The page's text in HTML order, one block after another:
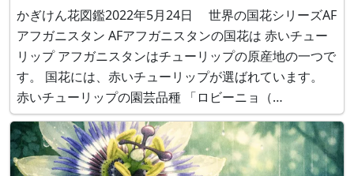
かぎけん花図鑑2022年5月24日 世界の国花シリーズAF
アフガニスタン AFアフガニスタンの国花は 赤いチュー
リップ アフガニスタンはチューリップの原産地の一つで
す。 国花には、赤いチューリップが選ばれています。
赤いチューリップの園芸品種 「ロビーニョ（
Robinho、左）、あかつき（Akatsuki、右） アフガニス
タン （日本語）、 Afghanistan（English）、